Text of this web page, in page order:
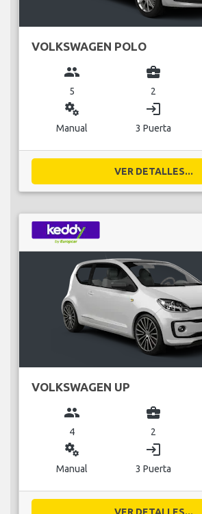
VOLKSWAGEN POLO
group
5
business_center
2
miscellaneous_services
Manual
login
3 Puerta
VER DETALLES...
VOLKSWAGEN UP
group
4
business_center
2
miscellaneous_services
Manual
login
3 Puerta